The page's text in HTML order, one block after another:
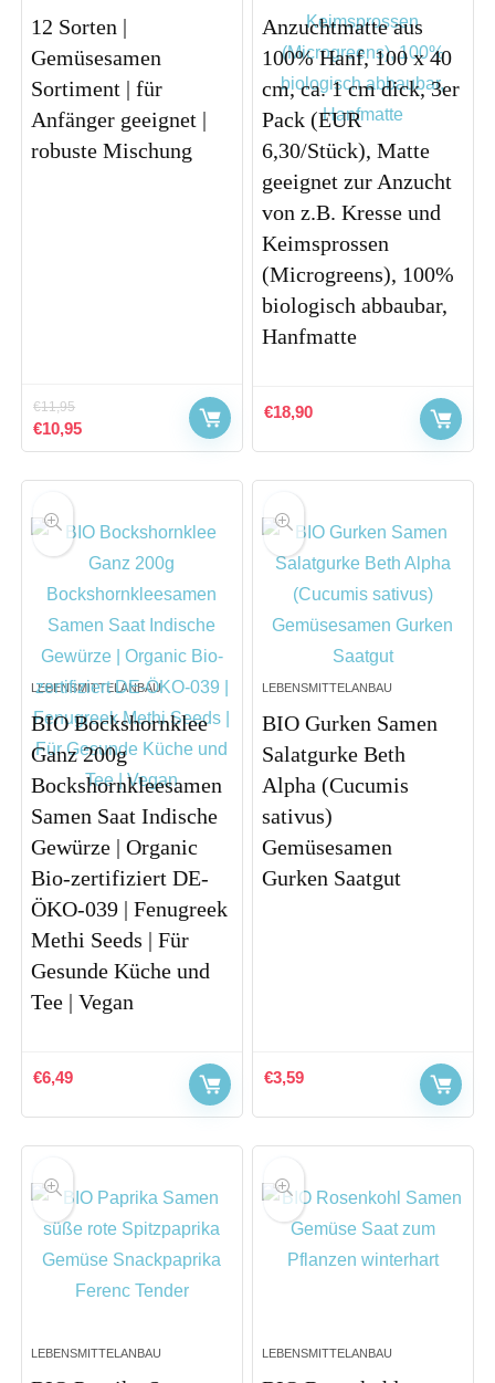
12 Sorten |
Gemüsesamen
Sortiment | für
Anfänger geeignet |
robuste Mischung
€11,95
Ursprünglicher
Preis
€10,95Aktueller
Preis
Anzuchtmatte aus
100% Hanf, 100 x 40
cm, ca. 1 cm dick, 3er
Pack (EUR
6,30/Stück), Matte
geeignet zur Anzucht
von z.B. Kresse und
Keimsprossen
(Microgreens), 100%
biologisch abbaubar,
Hanfmatte
€18,90
LEBENSMITTELANBAU
BIO Bockshornklee
Ganz 200g
Bockshornkleesamen
Samen Saat Indische
Gewürze | Organic
Bio-zertifiziert DE-
ÖKO-039 | Fenugreek
Methi Seeds | Für
Gesunde Küche und
Tee | Vegan
€6,49
LEBENSMITTELANBAU
BIO Gurken Samen
Salatgurke Beth
Alpha (Cucumis
sativus)
Gemüsesamen
Gurken Saatgut
€3,59
LEBENSMITTELANBAU LEBENSMITTELANBAU